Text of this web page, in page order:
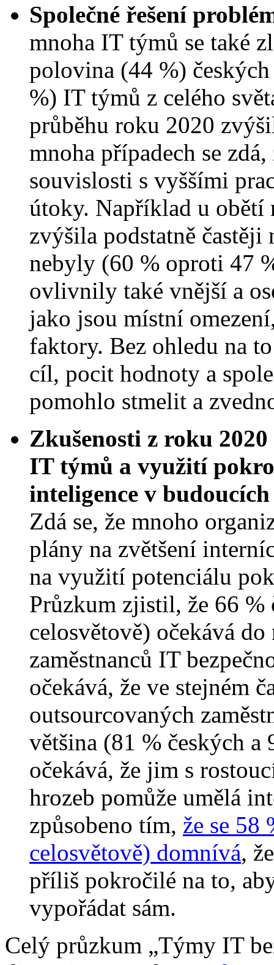
Společné řešení
mnoha IT týmů se také
polovina (44 %)
%) IT týmů z celého
průběhu roku 2020
mnoha případech se
souvislosti s vyššími
útoky. Například u obětí
zvýšila podstatně častěji
nebyly (60 % oproti 47
ovlivnily také vnější a
jako jsou místní
faktory. Bez ohledu na
cíl, pocit hodnoty a
pomohlo stmelit a
Zkušenosti z roku
IT týmů a využití
inteligence v
Zdá se, že mnoho
plány na zvětšení
na využití potenciálu
Průzkum zjistil, že 66
celosvětově) očekává
zaměstnanců IT
očekává, že ve stejném
outsourcovaných
většina (81 % českých a
očekává, že jim s
hrozeb pomůže umělá
způsobeno tím, že se 58
celosvětově) domnívá,
příliš pokročilé na to,
vypořádat sám.
Celý průzkum „Týmy IT